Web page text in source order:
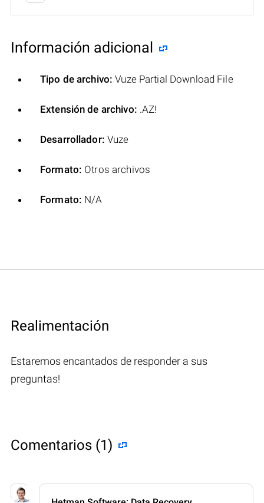
Información adicional
Tipo de archivo: Vuze Partial Download File
Extensión de archivo: .AZ!
Desarrollador: Vuze
Formato: Otros archivos
Formato: N/A
Realimentación
Estaremos encantados de responder a sus
preguntas!
Comentarios (1)